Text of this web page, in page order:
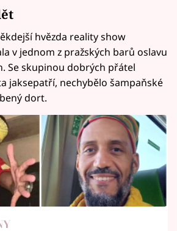
hvězda reality show
v jednom z pražských barů oslavu
Se skupinou dobrých přátel
jaksepatří, nechybělo šampaňské
dort.